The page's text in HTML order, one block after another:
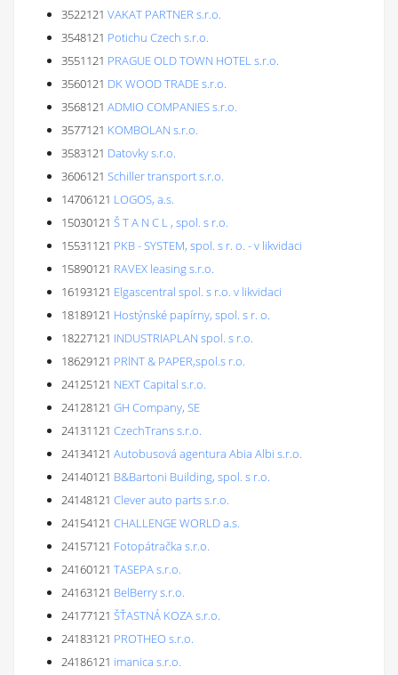
3522121 VAKAT PARTNER s.r.o.
3548121 Potichu Czech s.r.o.
3551121 PRAGUE OLD TOWN HOTEL s.r.o.
3560121 DK WOOD TRADE s.r.o.
3568121 ADMIO COMPANIES s.r.o.
3577121 KOMBOLAN s.r.o.
3583121 Datovky s.r.o.
3606121 Schiller transport s.r.o.
14706121 LOGOS, a.s.
15030121 Š T A N C L , spol. s r.o.
15531121 PKB - SYSTEM, spol. s r. o. - v likvidaci
15890121 RAVEX leasing s.r.o.
16193121 Elgascentral spol. s r.o. v likvidaci
18189121 Hostýnské papírny, spol. s r. o.
18227121 INDUSTRIAPLAN spol. s r.o.
18629121 PRlNT & PAPER,spol.s r.o.
24125121 NEXT Capital s.r.o.
24128121 GH Company, SE
24131121 CzechTrans s.r.o.
24134121 Autobusová agentura Abia Albi s.r.o.
24140121 B&Bartoni Building, spol. s r.o.
24148121 Clever auto parts s.r.o.
24154121 CHALLENGE WORLD a.s.
24157121 Fotopátračka s.r.o.
24160121 TASEPA s.r.o.
24163121 BelBerry s.r.o.
24177121 ŠŤASTNÁ KOZA s.r.o.
24183121 PROTHEO s.r.o.
24186121 imanica s.r.o.